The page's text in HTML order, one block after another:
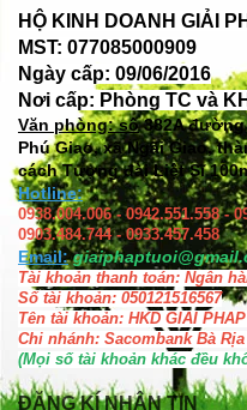
HỘ KINH DOANH GIẢI
MST: 077085000909
Ngày cấp: 09/06/2016
Nơi cấp: Phòng TC và
Văn phòng: số382A đường
Phú Giao, xã Ngãi Giao,
cách Tượng đài Liệt Sĩ
Hotline:
0938.004.006 - 0942.551.558 -
0903.484.744 - 0933.457.458
Email:
Tài khoản thanh toán: Ngân
Số tài khoản: 050121516567
Tên tài khoản: HKD GIAI
Chi nhánh: Sacombank Bà
(Mọi số tài khoản khác đều
ĐĂNG KÍ NHẬN TIN